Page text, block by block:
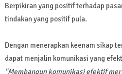
Berpikiran yang positif terhadap
tindakan yang positif pula.
Dengan menerapkan keenam sikap
dapat menjalin komunikasi yang
"Membangun komunikasi efektif